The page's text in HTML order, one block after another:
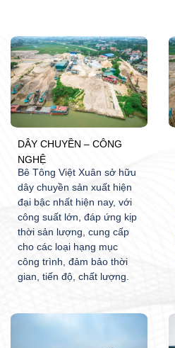
DÂY CHUYỀN – CÔNG
NGHỆ
Bê Tông Việt Xuân sở hữu
dây chuyền sản xuất hiện
đại bậc nhất hiện nay, với
công suất lớn, đáp ứng kịp
thời sản lượng, cung cấp
cho các loại hạng mục
công trình, đảm bảo thời
gian, tiến độ, chất lượng.